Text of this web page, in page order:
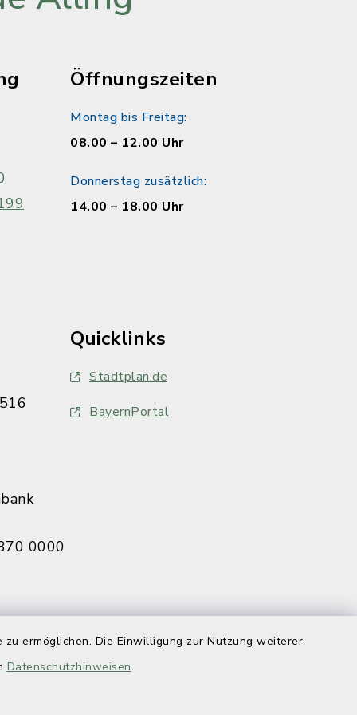
ermöglichen. Die Einwilligung zur Nutzung weiterer
Datenschutzhinweisen.
Öffnungszeiten
Montag bis Freitag:
08.00 – 12.00 Uhr
Donnerstag zusätzlich:
14.00 – 18.00 Uhr
0000
0009
Quicklinks
Stadtplan.de
BayernPortal